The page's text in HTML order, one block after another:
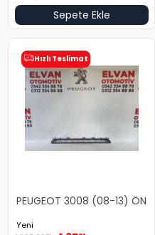
Sepete Ekle
Hızlı Teslimat
PEUGEOT 3008 (08-13) ÖN
Yeni